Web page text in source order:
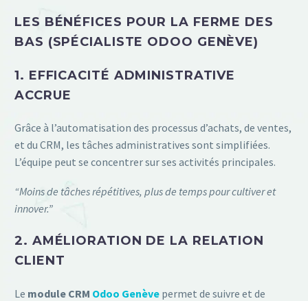
LES BÉNÉFICES POUR LA FERME DES
BAS (SPÉCIALISTE ODOO GENÈVE)
1. EFFICACITÉ ADMINISTRATIVE
ACCRUE
Grâce à l’automatisation des processus d’achats, de ventes,
et du CRM, les tâches administratives sont simplifiées.
L’équipe peut se concentrer sur ses activités principales.
“Moins de tâches répétitives, plus de temps pour cultiver et
innover.”
2. AMÉLIORATION DE LA RELATION
CLIENT
Le module CRM Odoo Genève permet de suivre et de